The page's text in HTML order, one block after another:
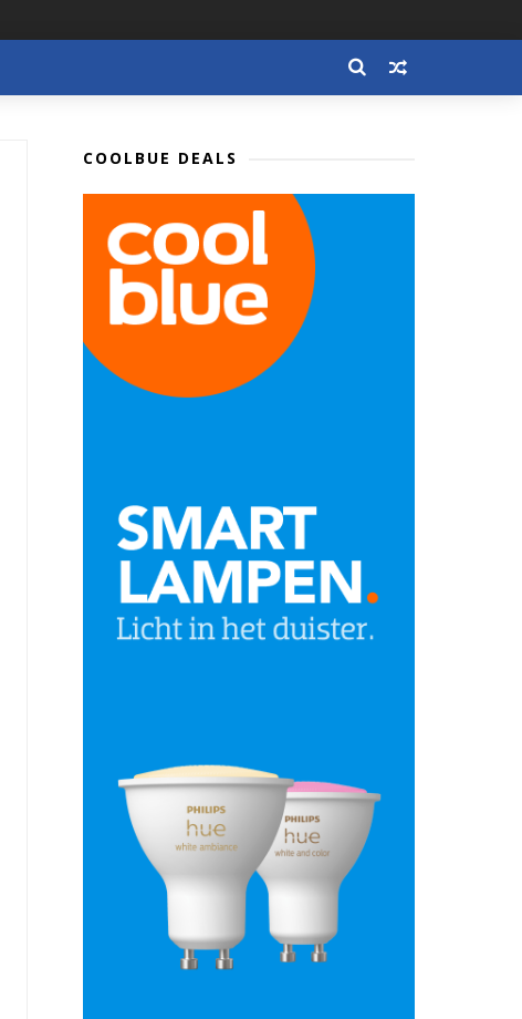
COOLBUE DEALS